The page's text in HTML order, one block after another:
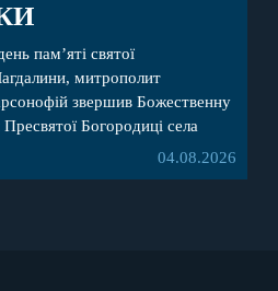
пам’яті святої
митрополит
звершив Божественну
Богородиці села
Перед початком04.08.2026